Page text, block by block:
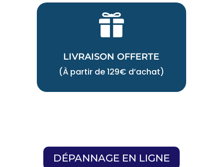

LIVRAISON OFFERTE
(À partir de 129€ d’achat)
DÉPANNAGE EN LIGNE